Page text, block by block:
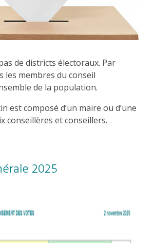
de districts électoraux. Par
les membres du conseil
de la population.
est composé d’un maire ou d’une
conseillères et conseillers.
2025